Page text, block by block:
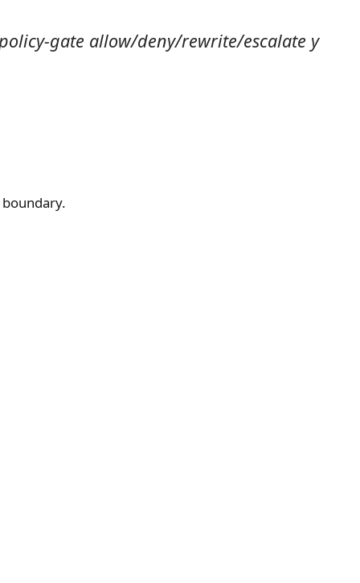
gate allow/deny/rewrite/escalate y